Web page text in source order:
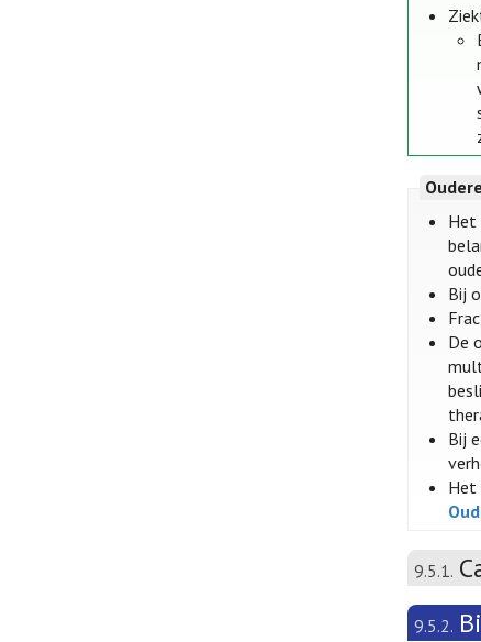
Het
Bij
De
Bij
Het
9.5.1.
9.5.2.